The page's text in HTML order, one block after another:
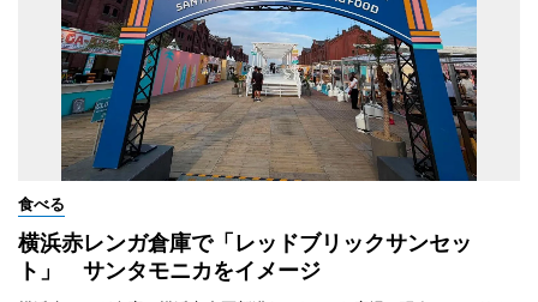
食べる
横浜赤レンガ倉庫で「レッドブリックサンセッ
ト」 サンタモニカをイメージ